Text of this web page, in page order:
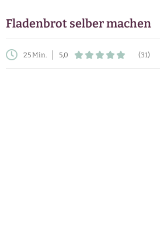
Fladenbrot selber machen
25 Min. 5,0 (31)